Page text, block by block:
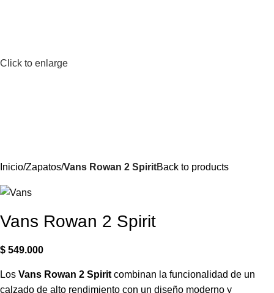
Click to enlarge
Inicio Zapatos Vans Rowan 2 SpiritBack to products
Vans Rowan 2 Spirit
$ 549.000
Los Vans Rowan 2 Spirit combinan la funcionalidad de un
calzado de alto rendimiento con un diseño moderno y